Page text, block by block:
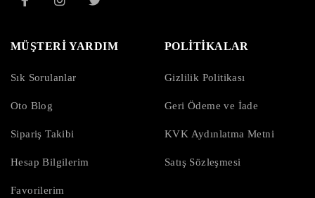
MÜŞTERİ YARDIM
Sık Sorulanlar
Oto Blog
Sipariş Takibi
Hesap Bilgilerim
Favorilerim
POLİTİKALAR
Gizlilik Politikası
Geri Ödeme ve İade
KVK Aydınlatma Metni
Satış Sözleşmesi